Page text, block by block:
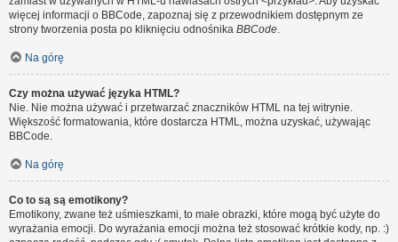
więcej informacji o BBCode, zapoznaj się z przewodnikiem dostępnym ze
strony tworzenia posta po kliknięciu odnośnika BBCode.
Na górę
Czy można używać języka HTML?
Nie. Nie można używać i przetwarzać znaczników HTML na tej witrynie.
Większość formatowania, które dostarcza HTML, można uzyskać, używając
BBCode.
Na górę
Co to są są emotikony?
Emotikony, zwane też uśmieszkami, to małe obrazki, które mogą być użyte do
wyrażania emocji. Do wyrażania emocji można też stosować krótkie kody, np. :)